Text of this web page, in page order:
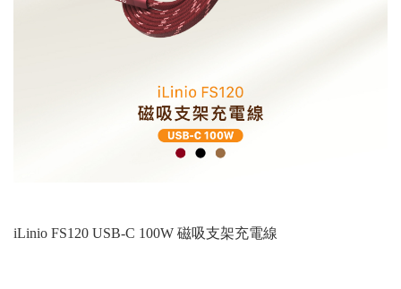
iLinio FS120 USB-C 100W 磁吸支架充電線